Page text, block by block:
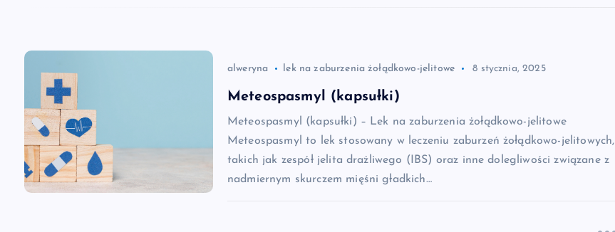
w
s
alweryna lek na zaburzenia żołądkowo-jelitowe 8 stycznia, 2025
Meteospasmyl (kapsułki)
Meteospasmyl (kapsułki) – Lek na zaburzenia żołądkowo-jelitowe
Meteospasmyl to lek stosowany w leczeniu zaburzeń żołądkowo-jelitowych,
takich jak zespół jelita drażliwego (IBS) oraz inne dolegliwości związane z
nadmiernym skurczem mięśni gładkich…